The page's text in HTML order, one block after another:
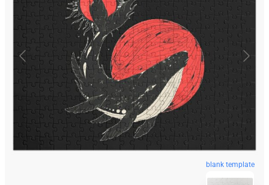
blank template